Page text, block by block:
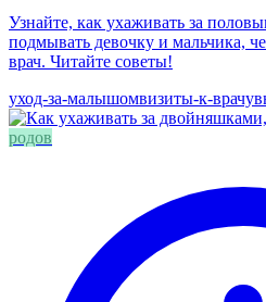
Узнайте, как ухаживать за
подмывать девочку и мальчика,
врач. Читайте советы!
уход-за-малышомвизиты-к-врачу
родов